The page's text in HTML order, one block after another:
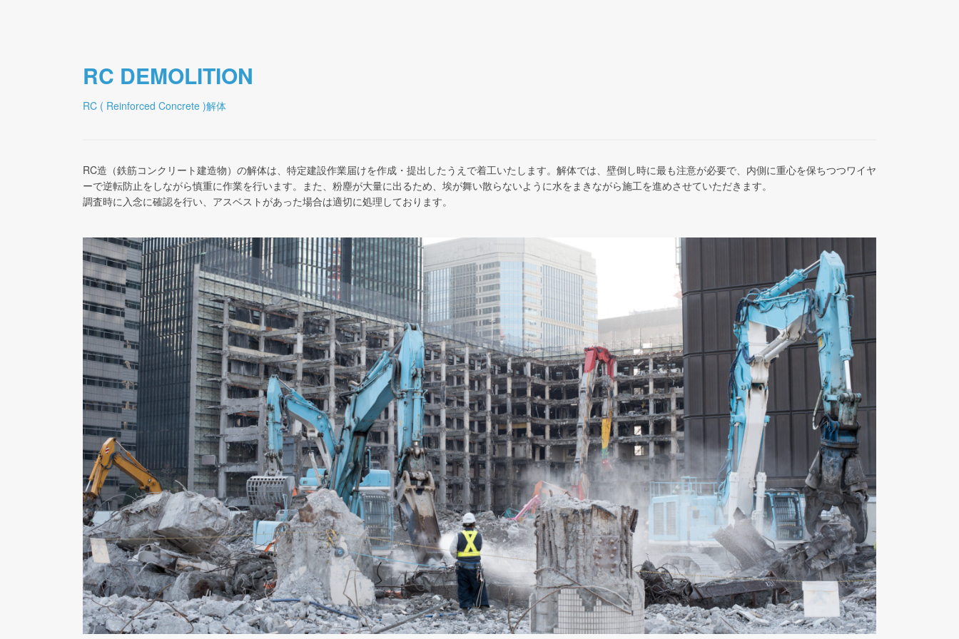
RC DEMOLITION
RC ( Reinforced Concrete )解体
RC造（鉄筋コンクリート建造物）の解体は、特定建設作業届けを作成・提出したうえで着工いたします。解体では、壁倒し時に最も注意が必要で、内側に重心を保ちつつワイヤ
ーで逆転防止をしながら慎重に作業を行います。また、粉塵が大量に出るため、埃が舞い散らないように水をまきながら施工を進めさせていただきます。
調査時に入念に確認を行い、アスベストがあった場合は適切に処理しております。